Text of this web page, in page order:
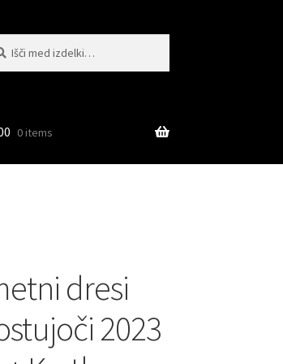
0 items
dresi
2023